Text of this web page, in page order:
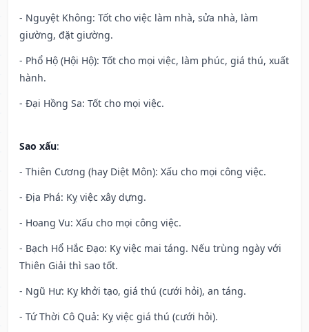
- Nguyệt Không: Tốt cho việc làm nhà, sửa nhà, làm
giường, đặt giường.
- Phổ Hộ (Hội Hộ): Tốt cho mọi việc, làm phúc, giá thú, xuất
hành.
- Đại Hồng Sa: Tốt cho mọi việc.
Sao xấu:
- Thiên Cương (hay Diệt Môn): Xấu cho mọi công việc.
- Địa Phá: Kỵ việc xây dựng.
- Hoang Vu: Xấu cho mọi công việc.
- Bạch Hổ Hắc Đạo: Kỵ việc mai táng. Nếu trùng ngày với
Thiên Giải thì sao tốt.
- Ngũ Hư: Kỵ khởi tạo, giá thú (cưới hỏi), an táng.
- Tứ Thời Cô Quả: Kỵ việc giá thú (cưới hỏi).